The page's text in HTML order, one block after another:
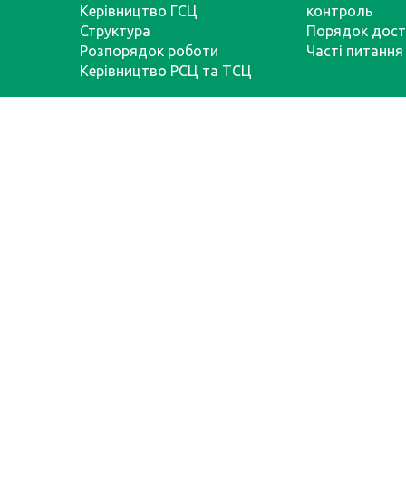
Керівництво ГСЦ
Структура
Розпорядок роботи
Керівництво РСЦ та ТСЦ
контроль
Порядок
Часті питання